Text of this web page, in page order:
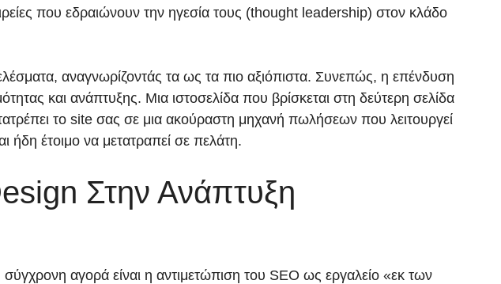
που εδραιώνουν την ηγεσία τους (thought leadership) στον κλάδο
αναγνωρίζοντάς τα ως τα πιο αξιόπιστα. Συνεπώς, η επένδυση
και ανάπτυξης. Μια ιστοσελίδα που βρίσκεται στη δεύτερη σελίδα
το site σας σε μια ακούραστη μηχανή πωλήσεων που λειτουργεί
ήδη έτοιμο να μετατραπεί σε πελάτη.
Στην Ανάπτυξη
αγορά είναι η αντιμετώπιση του SEO ως εργαλείο «εκ των